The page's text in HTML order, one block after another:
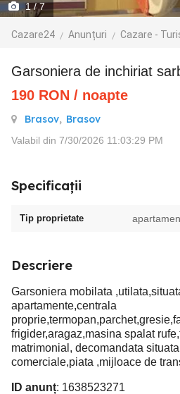
1/ 7
Cazare24 Anunțuri Cazare -
Garsoniera de inchiriat
190 RON / noapte
Brasov, Brasov
Valabil din 7/30/2026 11:03:29 PM
Specificații
Tip proprietate
Descriere
Garsoniera mobilata
apartamente,centrala
frigider,aragaz,masina spalat
matrimonial, decomandata
comerciale,piata ,mijloace de
ID anunț: 1638523271